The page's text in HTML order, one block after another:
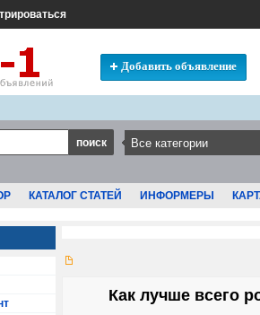
Добавить объявление
КАТАЛОГ СТАТЕЙ ИНФОРМЕРЫ
Как лучше всего